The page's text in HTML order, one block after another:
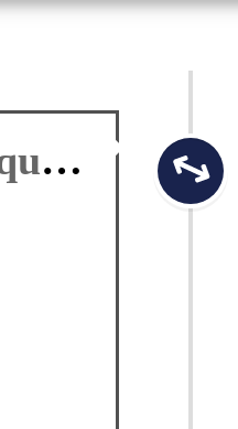
Culture en ligne : Mediathèque Numérique de la corrèze
01 jan 2027